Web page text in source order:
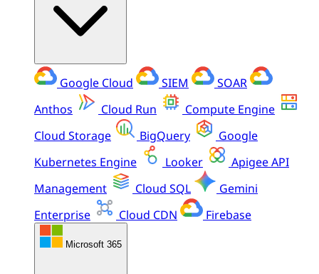
Google Cloud SIEM
SOAR
Anthos
Cloud Run
Compute Engine
Cloud Storage
BigQuery
Google
Kubernetes Engine
Looker
Apigee API
Management
Cloud SQL
Gemini
Enterprise
Cloud CDN Firebase
Microsoft 365